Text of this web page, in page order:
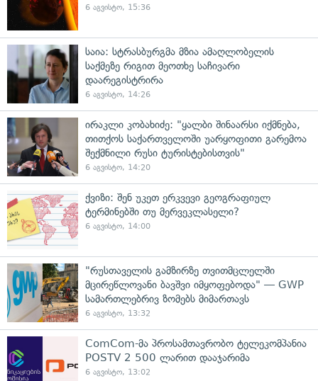
6 აგვისტო, 15:36
საია: სტრასბურგმა მზია ამაღლობელის
საქმეზე რიგით მეოთხე საჩივარი
დაარეგისტრირა
6 აგვისტო, 14:26
ირაკლი კობახიძე: "ყალბი შინაარსი იქმნება,
თითქოს საქართველოში უარყოფითი გარემოა
შექმნილი რუსი ტურისტებისთვის"
6 აგვისტო, 14:20
ქვიზი: შენ უკეთ ერკვევი გეოგრაფიულ
ტერმინებში თუ მერვეკლასელი?
6 აგვისტო, 14:00
"რუსთაველის გამზირზე თვითმცლელში
მცირეწლოვანი ბავშვი იმყოფებოდა" — GWP
სამართლებრივ ზომებს მიმართავს
6 აგვისტო, 13:32
ComCom-მა პროსამთავრობო ტელეკომპანია
POSTV 2 500 ლარით დააჯარიმა
6 აგვისტო, 13:02